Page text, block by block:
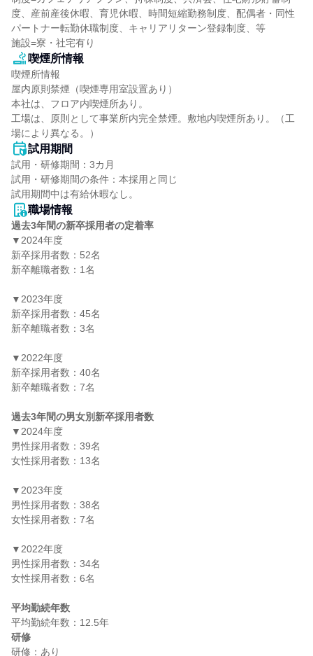
度、産前産後休暇、育児休暇、時間短縮勤務制度、配偶者・同性
パートナー転勤休職制度、キャリアリターン登録制度、等
施設=寮・社宅有り
喫煙所情報
喫煙所情報
屋内原則禁煙（喫煙専用室設置あり）
本社は、フロア内喫煙所あり。
工場は、原則として事業所内完全禁煙。敷地内喫煙所あり。（工
場により異なる。）
試用期間
試用・研修期間：3カ月
試用・研修期間の条件：本採用と同じ
職場情報
過去3年間の新卒採用者の定着率
▼2024年度
新卒採用者数：52名
新卒離職者数：1名
▼2023年度
新卒採用者数：45名
新卒離職者数：3名
▼2022年度
新卒採用者数：40名
新卒離職者数：7名
過去3年間の男女別新卒採用者数
▼2024年度
男性採用者数：39名
女性採用者数：13名
▼2023年度
男性採用者数：38名
女性採用者数：7名
▼2022年度
男性採用者数：34名
女性採用者数：6名
平均勤続年数
研修
研修：あり